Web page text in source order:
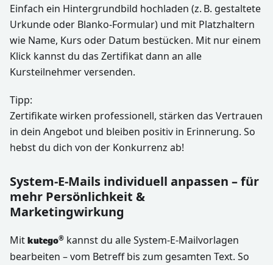
Einfach ein Hintergrundbild hochladen (z. B. gestaltete
Urkunde oder Blanko-Formular) und mit Platzhaltern
wie Name, Kurs oder Datum bestücken. Mit nur einem
Klick kannst du das Zertifikat dann an alle
Kursteilnehmer versenden.
Tipp:
Zertifikate wirken professionell, stärken das Vertrauen
in dein Angebot und bleiben positiv in Erinnerung. So
hebst du dich von der Konkurrenz ab!
System-E-Mails individuell anpassen – für
mehr Persönlichkeit &
Marketingwirkung
Mit kutego® kannst du alle System-E-Mailvorlagen
bearbeiten – vom Betreff bis zum gesamten Text. So